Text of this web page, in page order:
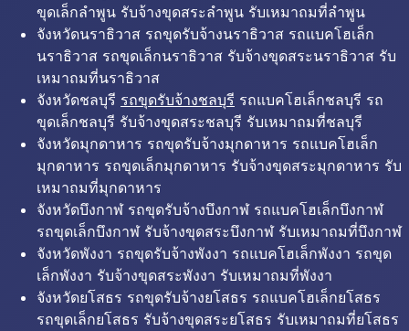
ขุดเล็กลำพูน รับจ้างขุดสระลำพูน รับเหมาถมที่ลำพูน
จังหวัดนราธิวาส รถขุดรับจ้างนราธิวาส รถแบคโฮเล็ก
นราธิวาส รถขุดเล็กนราธิวาส รับจ้างขุดสระนราธิวาส รับ
เหมาถมที่นราธิวาส
จังหวัดชลบุรี รถขุดรับจ้างชลบุรี รถแบคโฮเล็กชลบุรี รถ
ขุดเล็กชลบุรี รับจ้างขุดสระชลบุรี รับเหมาถมที่ชลบุรี
จังหวัดมุกดาหาร รถขุดรับจ้างมุกดาหาร รถแบคโฮเล็ก
มุกดาหาร รถขุดเล็กมุกดาหาร รับจ้างขุดสระมุกดาหาร รับ
เหมาถมที่มุกดาหาร
จังหวัดบึงกาฬ รถขุดรับจ้างบึงกาฬ รถแบคโฮเล็กบึงกาฬ
รถขุดเล็กบึงกาฬ รับจ้างขุดสระบึงกาฬ รับเหมาถมที่บึงกาฬ
จังหวัดพังงา รถขุดรับจ้างพังงา รถแบคโฮเล็กพังงา รถขุด
เล็กพังงา รับจ้างขุดสระพังงา รับเหมาถมที่พังงา
จังหวัดยโสธร รถขุดรับจ้างยโสธร รถแบคโฮเล็กยโสธร
รถขุดเล็กยโสธร รับจ้างขุดสระยโสธร รับเหมาถมที่ยโสธร